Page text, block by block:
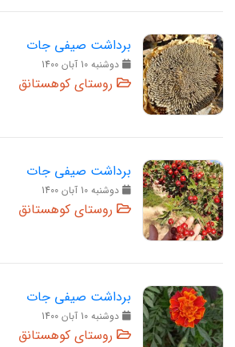
برداشت صیفی جات
دوشنبه 10 آبان 1400
روستای کوهستانق
برداشت صیفی جات
دوشنبه 10 آبان 1400
روستای کوهستانق
برداشت صیفی جات
دوشنبه 10 آبان 1400
روستای کوهستانق